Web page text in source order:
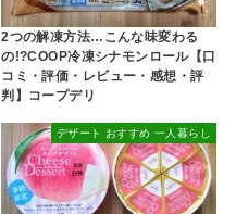
2つの解凍方法…こんな味変わる
の!?COOP冷凍シナモンロール【口
コミ・評価・レビュー・感想・評
判】コープデリ
デザート おすすめ 一人暮らし